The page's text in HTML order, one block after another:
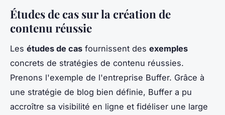
Études de cas sur la création de
contenu réussie
Les études de cas fournissent des exemples
concrets de stratégies de contenu réussies.
Prenons l'exemple de l'entreprise Buffer. Grâce à
une stratégie de blog bien définie, Buffer a pu
accroître sa visibilité en ligne et fidéliser une large